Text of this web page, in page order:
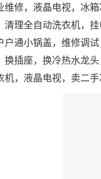
维修，液晶电视，冰
清理全自动洗衣机，
户通小锅盖，维修调
换插座，换冷热水龙
机，液晶电视，卖二